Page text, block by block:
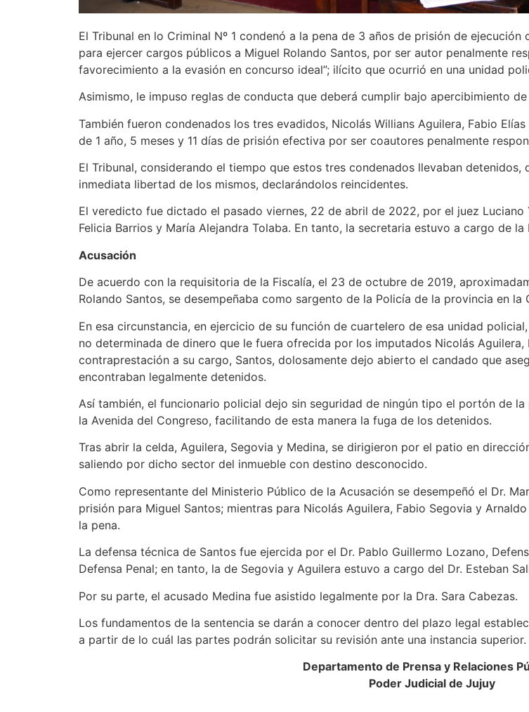
El Tribunal en lo Criminal Nº 1 condenó a la pena de 3 años de prisión de
para ejercer cargos públicos a Miguel Rolando Santos, por ser autor penalmente
favorecimiento a la evasión en concurso ideal”; ilícito que ocurrió en una unidad
Asimismo, le impuso reglas de conducta que deberá cumplir bajo apercibimiento
También fueron condenados los tres evadidos, Nicolás Willians Aguilera, Fabio
de 1 año, 5 meses y 11 días de prisión efectiva por ser coautores penalmente
El Tribunal, considerando el tiempo que estos tres condenados llevaban
inmediata libertad de los mismos, declarándolos reincidentes.
El veredicto fue dictado el pasado viernes, 22 de abril de 2022, por el juez
Felicia Barrios y María Alejandra Tolaba. En tanto, la secretaria estuvo a cargo de la
Acusación
De acuerdo con la requisitoria de la Fiscalía, el 23 de octubre de 2019,
Rolando Santos, se desempeñaba como sargento de la Policía de la provincia en la
En esa circunstancia, en ejercicio de su función de cuartelero de esa unidad
no determinada de dinero que le fuera ofrecida por los imputados Nicolás
contraprestación a su cargo, Santos, dolosamente dejo abierto el candado que
encontraban legalmente detenidos.
Así también, el funcionario policial dejo sin seguridad de ningún tipo el portón de
la Avenida del Congreso, facilitando de esta manera la fuga de los detenidos.
Tras abrir la celda, Aguilera, Segovia y Medina, se dirigieron por el patio en
saliendo por dicho sector del inmueble con destino desconocido.
Como representante del Ministerio Público de la Acusación se desempeñó el Dr.
prisión para Miguel Santos; mientras para Nicolás Aguilera, Fabio Segovia y
la pena.
La defensa técnica de Santos fue ejercida por el Dr. Pablo Guillermo Lozano,
Defensa Penal; en tanto, la de Segovia y Aguilera estuvo a cargo del Dr. Esteban
Por su parte, el acusado Medina fue asistido legalmente por la Dra. Sara Cabezas.
Los fundamentos de la sentencia se darán a conocer dentro del plazo legal
a partir de lo cuál las partes podrán solicitar su revisión ante una instancia superior.
Departamento de Prensa y Relaciones
Poder Judicial de Jujuy